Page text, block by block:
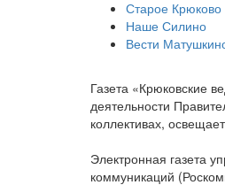
Старое Крюково
Наше Силино
Вести
Газета «Крюковские
деятельности
коллективах,
Электронная газета
коммуникаций